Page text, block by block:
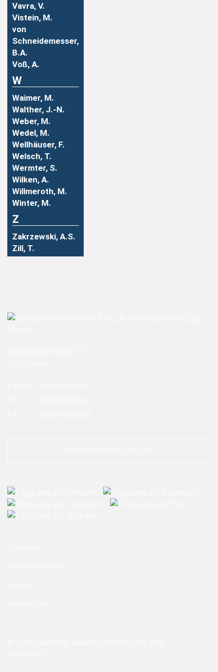
Vavra, V.
Vistein, M.
von
Schneidemesser,
B.A.
Voß, A.
W
Waimer, M.
Walther, J.-N.
Weber, M.
Wedel, M.
Wellhäuser, F.
Welsch, T.
Wermter, S.
Wilken, A.
Willmeroth, M.
Winter, M.
Z
Zakrzewski, A.S.
Zill, T.